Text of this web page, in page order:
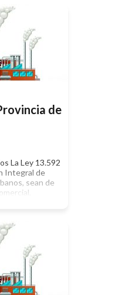
para la
de los
y a
de
La Ley 13.592
Integral de
sean de
a
10. La Ley
final
urbanos o
a RSU,